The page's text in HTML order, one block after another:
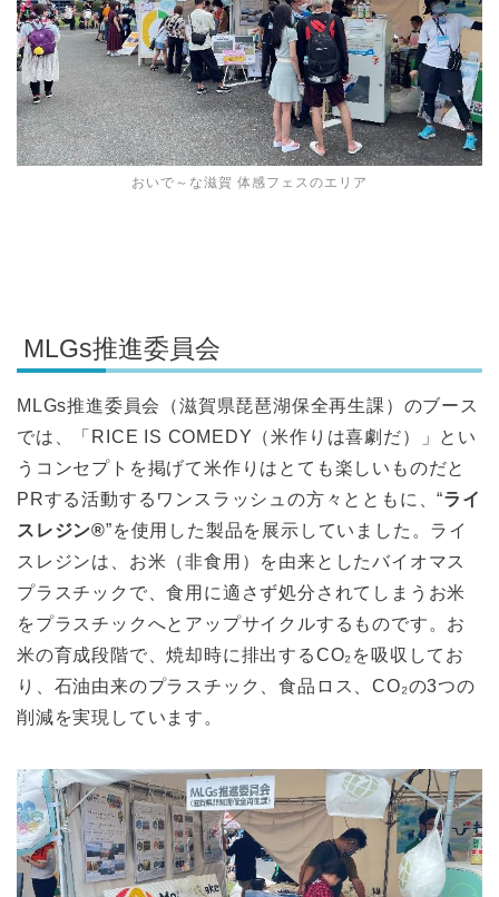
おいで～な滋賀 体感フェスのエリア
MLGs推進委員会
MLGs推進委員会（滋賀県琵琶湖保全再生課）のブース
では、「RICE IS COMEDY（米作りは喜劇だ）」とい
うコンセプトを掲げて米作りはとても楽しいものだと
PRする活動するワンスラッシュの方々とともに、“ライ
スレジン®”を使用した製品を展示していました。ライ
スレジンは、お米（非食用）を由来としたバイオマス
プラスチックで、食用に適さず処分されてしまうお米
をプラスチックへとアップサイクルするものです。お
米の育成段階で、焼却時に排出するCO₂を吸収してお
り、石油由来のプラスチック、食品ロス、CO₂の3つの
削減を実現しています。